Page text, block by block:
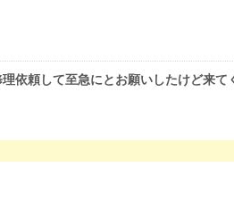
依頼して至急にとお願いしたけど来て